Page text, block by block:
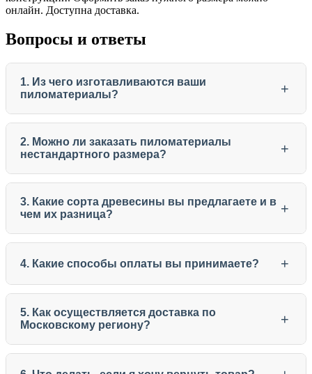
онлайн. Доступна доставка.
Вопросы и ответы
1. Из чего изготавливаются ваши
пиломатериалы?
+
2. Можно ли заказать пиломатериалы
нестандартного размера?
+
3. Какие сорта древесины вы предлагаете и в
чем их разница?
+
4. Какие способы оплаты вы принимаете? +
5. Как осуществляется доставка по
Московскому региону?
+